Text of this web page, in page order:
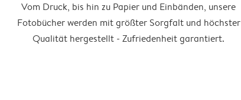
Vom Druck, bis hin zu Papier und Einbänden, unsere
Fotobücher werden mit größter Sorgfalt und höchster
Qualität hergestellt - Zufriedenheit garantiert.